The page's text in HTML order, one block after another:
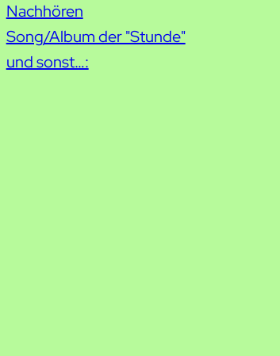
Nachhören
Song/Album der "Stunde"
und sonst…: